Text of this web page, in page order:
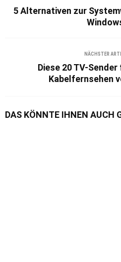
5 Alternativen zur
NÄCHSTER
Diese 20 TV-
Kabelfernsehen
DAS KÖNNTE IHNEN AUCH